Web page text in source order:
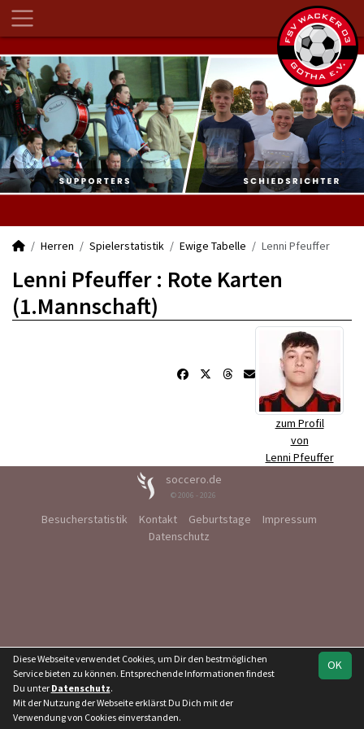
Herren Spielerstatistik Ewige Tabelle Lenni Pfeuffer
Lenni Pfeuffer : Rote Karten
(1.Mannschaft)
zum Profil
von
Lenni Pfeuffer
soccero.de
© 2006 - 2026
Besucherstatistik Kontakt Geburtstage
Impressum
Datenschutz
OK
Diese Webseite verwendet Cookies, um Dir den bestmöglichen
Service bieten zu können. Entsprechende Informationen findest
Du unter Datenschutz.
Mit der Nutzung der Webseite erklärst Du Dich mit der
Verwendung von Cookies einverstanden.